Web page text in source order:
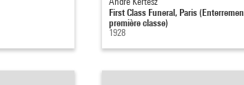
First Class Funeral, Paris
première classe)
1928